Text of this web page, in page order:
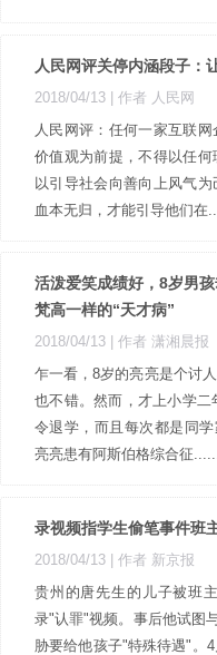
人民网评关停内涵段子：
2018/04/13
| 作者 人民网
人民网评：任何一家互联
价值观为前提，不得以任
以引导社会向善向上风气
血本无归，才能引导他们在
活泼爱笑成绩好，8岁男
梵高一样的“天才病”
2018/04/13
| 作者 潇湘晨报
乍一看，8岁的亮亮是个讨
也不错。然而，才上小学
令退学，而且每次都是同学
亮亮患有阿斯伯格综合征
录视频指学生偷笔事件班
2018/04/13
| 作者 新京报
贵州的唐先生的儿子被班
录"认罪"视频。事后他试图
胁要给他孩子"特殊待遇"。